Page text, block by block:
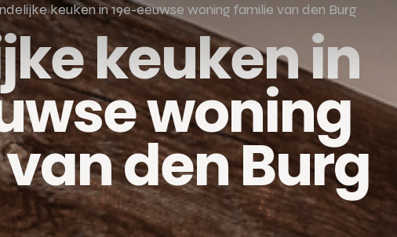
keuken in 19e-eeuwse woning familie van den Burg
keuken in
woning
den Burg